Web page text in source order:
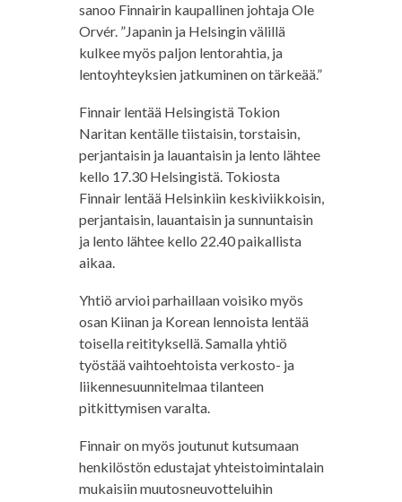
sanoo Finnairin kaupallinen johtaja Ole
Orvér. ”Japanin ja Helsingin välillä
kulkee myös paljon lentorahtia, ja
lentoyhteyksien jatkuminen on tärkeää.”
Finnair lentää Helsingistä Tokion
Naritan kentälle tiistaisin, torstaisin,
perjantaisin ja lauantaisin ja lento lähtee
kello 17.30 Helsingistä. Tokiosta
Finnair lentää Helsinkiin keskiviikkoisin,
perjantaisin, lauantaisin ja sunnuntaisin
ja lento lähtee kello 22.40 paikallista
aikaa.
Yhtiö arvioi parhaillaan voisiko myös
osan Kiinan ja Korean lennoista lentää
toisella reitityksellä. Samalla yhtiö
työstää vaihtoehtoista verkosto- ja
liikennesuunnitelmaa tilanteen
pitkittymisen varalta.
Finnair on myös joutunut kutsumaan
henkilöstön edustajat yhteistoimintalain
mukaisiin muutosneuvotteluihin